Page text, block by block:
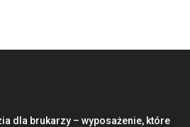
dla brukarzy – wyposażenie, które